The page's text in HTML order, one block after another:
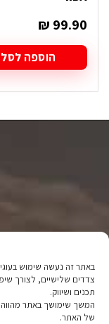
צדדים שלישיים, לצורך
תכנים ושיווק.
המשך שימושך באתר מהווה
של האתר.
₪ 99.90
הוספה לסל
יבוא ישיר